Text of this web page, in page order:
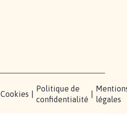
Cookies
Politique de
confidentialité
légales